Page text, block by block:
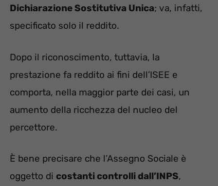
Dichiarazione Sostitutiva Unica; va, infatti,
specificato solo il reddito.
Dopo il riconoscimento, tuttavia, la
prestazione fa reddito ai fini dell’ISEE e
comporta, nella maggior parte dei casi, un
aumento della ricchezza del nucleo del
percettore.
È bene precisare che l’Assegno Sociale è
oggetto di costanti controlli dall’INPS,